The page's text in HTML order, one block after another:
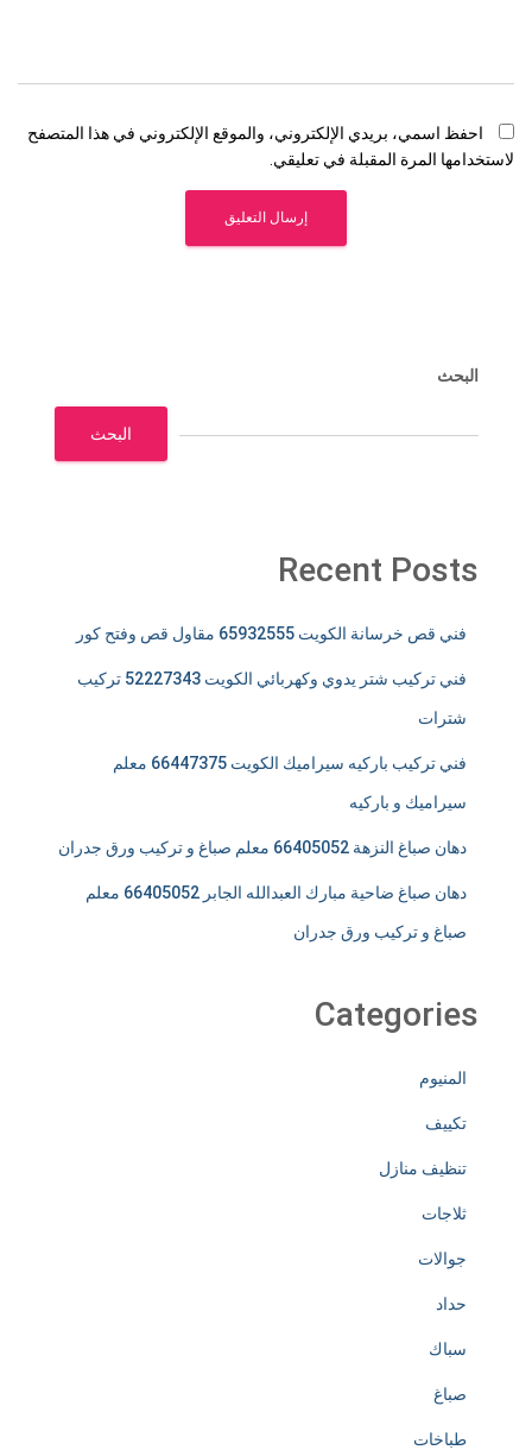
احفظ اسمي، بريدي الإلكتروني، والموقع الإلكتروني في هذا المتصفح
لاستخدامها المرة المقبلة في تعليقي.
البحث
البحث
Recent Posts
فني قص خرسانة الكويت 65932555 مقاول قص وفتح كور
فني تركيب شتر يدوي وكهربائي الكويت 52227343 تركيب
شترات
فني تركيب باركيه سيراميك الكويت 66447375 معلم
سيراميك و باركيه
دهان صباغ النزهة 66405052 معلم صباغ و تركيب ورق جدران
دهان صباغ ضاحية مبارك العبدالله الجابر 66405052 معلم
صباغ و تركيب ورق جدران
Categories
المنيوم
تكييف
تنظيف منازل
ثلاجات
جوالات
حداد
سباك
صباغ
طباخات